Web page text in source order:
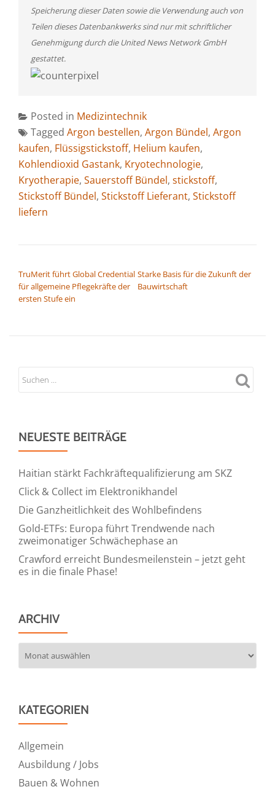
Speicherung dieser Daten sowie die Verwendung auch von
Teilen dieses Datenbankwerks sind nur mit schriftlicher
Genehmigung durch die United News Network GmbH
gestattet.
Posted in Medizintechnik
Tagged Argon bestellen, Argon Bündel, Argon
kaufen, Flüssigstickstoff, Helium kaufen,
Kohlendioxid Gastank, Kryotechnologie,
Kryotherapie, Sauerstoff Bündel, stickstoff,
Stickstoff Bündel, Stickstoff Lieferant, Stickstoff
liefern
TruMerit führt Global Credential
für allgemeine Pflegekräfte der
ersten Stufe ein
Starke Basis für die Zukunft der
Bauwirtschaft
NEUESTE BEITRÄGE
Haitian stärkt Fachkräftequalifizierung am SKZ
Click & Collect im Elektronikhandel
Die Ganzheitlichkeit des Wohlbefindens
Gold-ETFs: Europa führt Trendwende nach
zweimonatiger Schwächephase an
Crawford erreicht Bundesmeilenstein – jetzt geht
es in die finale Phase!
ARCHIV
KATEGORIEN
Allgemein
Ausbildung / Jobs
Bauen & Wohnen